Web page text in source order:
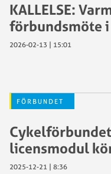
KALLELSE:
förbundsmöte
2026-02-13 | 15:01
FÖRBUNDET
licensmodul
2025-12-21 | 8:36